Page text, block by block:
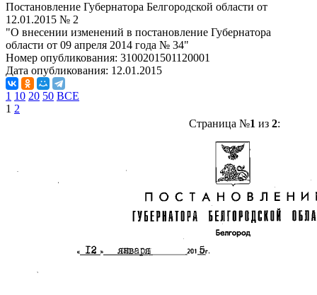
Постановление Губернатора Белгородской области от
12.01.2015 № 2
"О внесении изменений в постановление Губернатора
области от 09 апреля 2014 года № 34"
Номер опубликования: 3100201501120001
Дата опубликования: 12.01.2015
1 10 20 50 ВСЕ
1 2
Страница №1 из 2: